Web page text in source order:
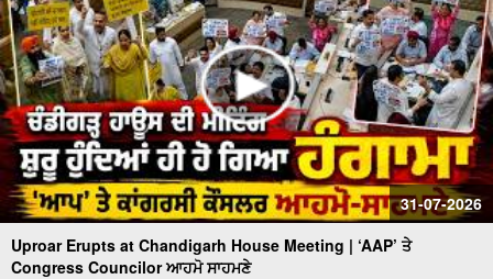
31-07-2026
Uproar Erupts at Chandigarh House Meeting | ‘AAP’ ਤੇ
Congress Councilor ਆਹਮੋ ਸਾਹਮਣੇ